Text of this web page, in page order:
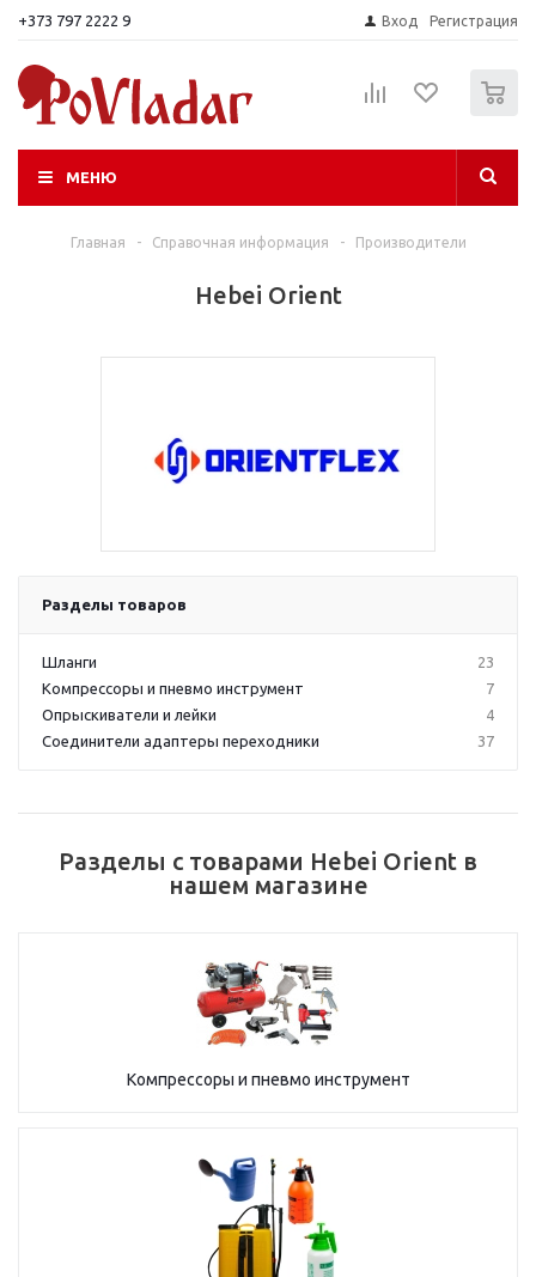
+373 797 2222 9 Вход Регистрация
МЕНЮ
Главная - Справочная информация - Производители
Hebei Orient
Разделы товаров
Шланги
23
Компрессоры и пневмо инструмент
7
Опрыскиватели и лейки
4
Соединители адаптеры переходники
37
Разделы с товарами Hebei Orient в
нашем магазине
Компрессоры и пневмо инструмент